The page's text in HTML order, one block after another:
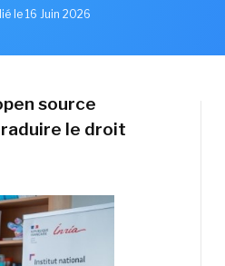
le 16 Juin 2026
source
le droit